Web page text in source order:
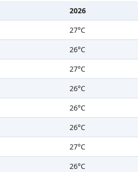
2026
27°C
26°C
27°C
26°C
26°C
26°C
27°C
26°C